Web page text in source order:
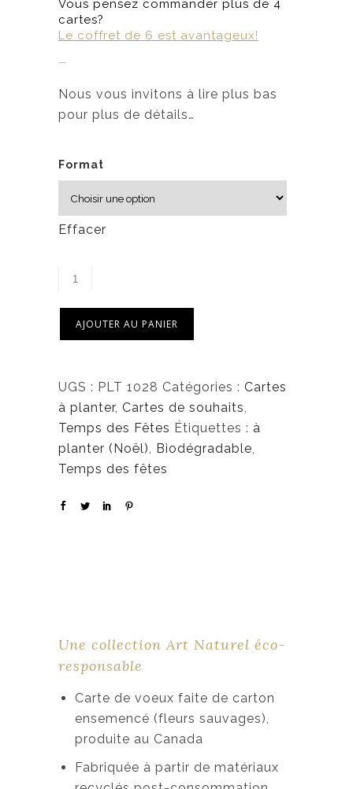
Vous pensez commander plus de 4
cartes?
Le coffret de 6 est avantageux!
–
Nous vous invitons à lire plus bas
pour plus de détails…
Format
Effacer
AJOUTER AU PANIER
UGS : PLT 1028 Catégories : Cartes
à planter, Cartes de souhaits,
Temps des Fêtes Étiquettes : à
planter (Noël), Biodégradable,
Temps des fêtes
Une collection Art Naturel éco-
responsable
Carte de voeux faite de carton
ensemencé (fleurs sauvages),
produite au Canada
Fabriquée à partir de matériaux